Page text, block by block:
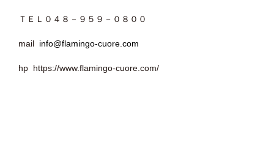
ＴＥＬ０４８－９５９－０８００
mail info@flamingo-cuore.com
hp https://www.flamingo-cuore.com/